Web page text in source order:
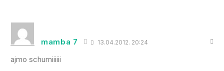
mamba 7 13.04.2012. 20:24
ajmo schumiiiiii